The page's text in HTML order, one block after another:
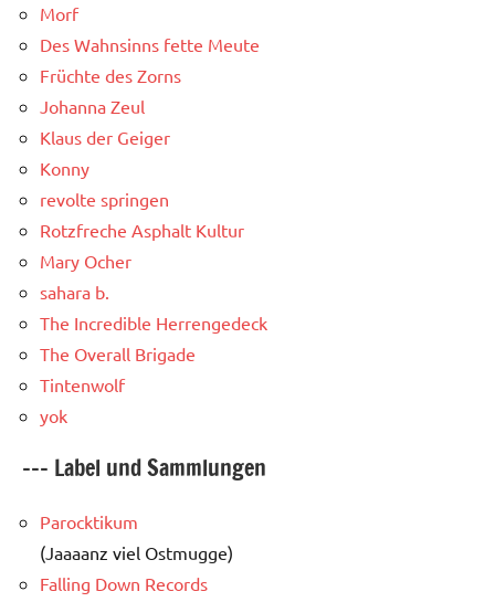
Morf
Des Wahnsinns fette Meute
Früchte des Zorns
Johanna Zeul
Klaus der Geiger
Konny
revolte springen
Rotzfreche Asphalt Kultur
Mary Ocher
sahara b.
The Incredible Herrengedeck
The Overall Brigade
Tintenwolf
yok
--- Label und Sammlungen
Parocktikum
(Jaaaanz viel Ostmugge)
Falling Down Records